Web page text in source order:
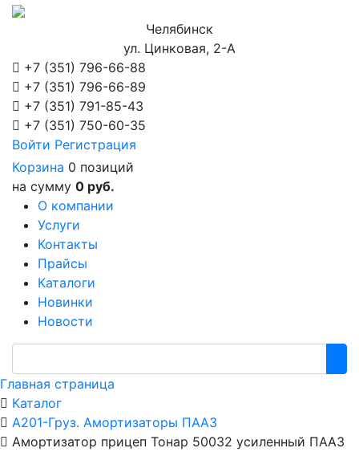
Челябинск
ул. Цинковая, 2-А
+7 (351) 796-66-88
+7 (351) 796-66-89
+7 (351) 791-85-43
+7 (351) 750-60-35
Войти Регистрация
Корзина 0 позиций
на сумму 0 руб.
О компании
Услуги
Контакты
Прайсы
Каталоги
Новинки
Новости
Главная страница
Каталог
А201-Груз. Амортизаторы ПААЗ
Амортизатор прицеп Тонар 50032 усиленный ПААЗ